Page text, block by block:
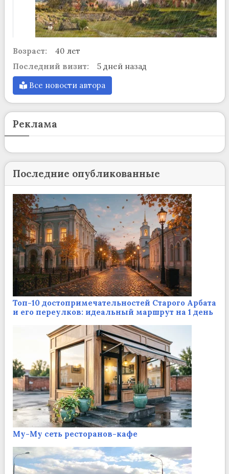
Возраст:
40 лет
Последний визит:
5 дней назад
Все новости автора
Реклама
Последние опубликованные
Топ-10 достопримечательностей Старого Арбата
и его переулков: идеальный маршрут на 1 день
Му-Му сеть ресторанов-кафе